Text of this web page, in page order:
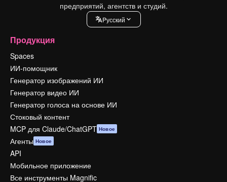
предприятий, агентств и студий.
Pусский
Продукция
Spaces
ИИ-помощник
Генератор изображений ИИ
Генератор видео ИИ
Генератор голоса на основе ИИ
Стоковый контент
MCP для Claude/ChatGPT Новое
Агенты Новое
API
Мобильное приложение
Все инструменты Magnific